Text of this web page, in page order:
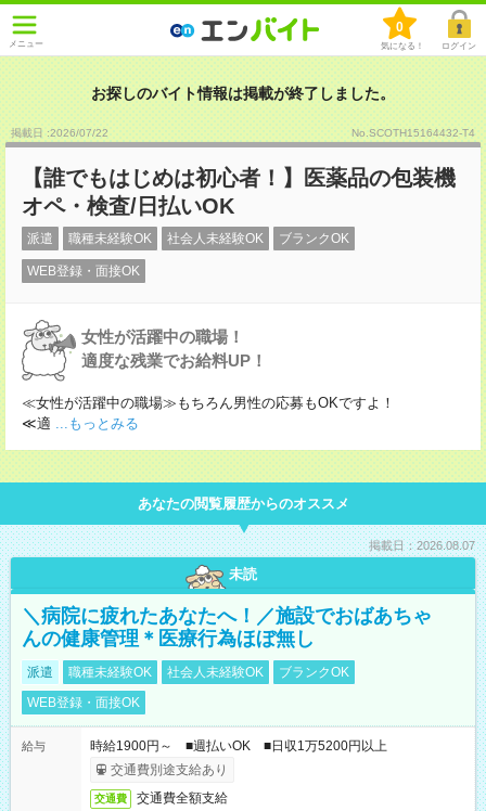
メニュー
0
気になる！ ログイン
お探しのバイト情報は掲載が終了しました。
掲載日 :2026/07/22 No.SCOTH15164432-T4
【誰でもはじめは初心者！】医薬品の包装機
オペ・検査/日払いOK
派遣 職種未経験OK 社会人未経験OK ブランクOK
WEB登録・面接OK
女性が活躍中の職場！
適度な残業でお給料UP！
≪女性が活躍中の職場≫もちろん男性の応募もOKですよ！
≪適 ...もっとみる
あなたの閲覧履歴からのオススメ
掲載日：2026.08.07
未読
＼病院に疲れたあなたへ！／施設でおばあちゃ
んの健康管理＊医療行為ほぼ無し
派遣 職種未経験OK 社会人未経験OK
ブランクOK
WEB登録・面接OK
給与
時給1900円～ ■週払いOK ■日収1万5200円以上
交通費別途支給あり
交通費 交通費全額支給